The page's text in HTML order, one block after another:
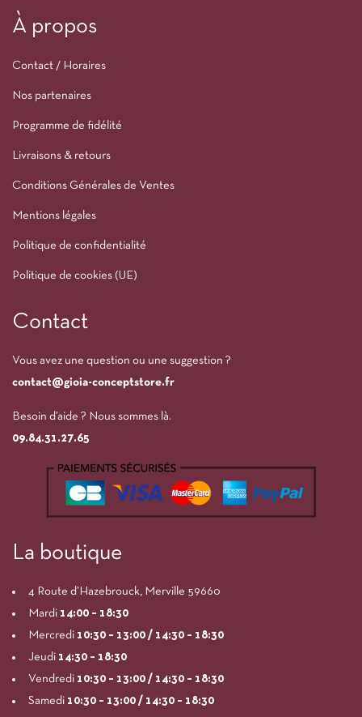
À propos
Contact / Horaires
Nos partenaires
Programme de fidélité
Livraisons & retours
Conditions Générales de Ventes
Mentions légales
Politique de confidentialité
Politique de cookies (UE)
Contact
Vous avez une question ou une suggestion ?
contact@gioia-conceptstore.fr
Besoin d’aide ? Nous sommes là.
09.84.31.27.65
La boutique
4 Route d’Hazebrouck, Merville 59660
Mardi 14:00 – 18:30
Mercredi 10:30 – 13:00 / 14:30 – 18:30
Jeudi 14:30 – 18:30
Vendredi 10:30 – 13:00 / 14:30 – 18:30
Samedi 10:30 – 13:00 / 14:30 – 18:30